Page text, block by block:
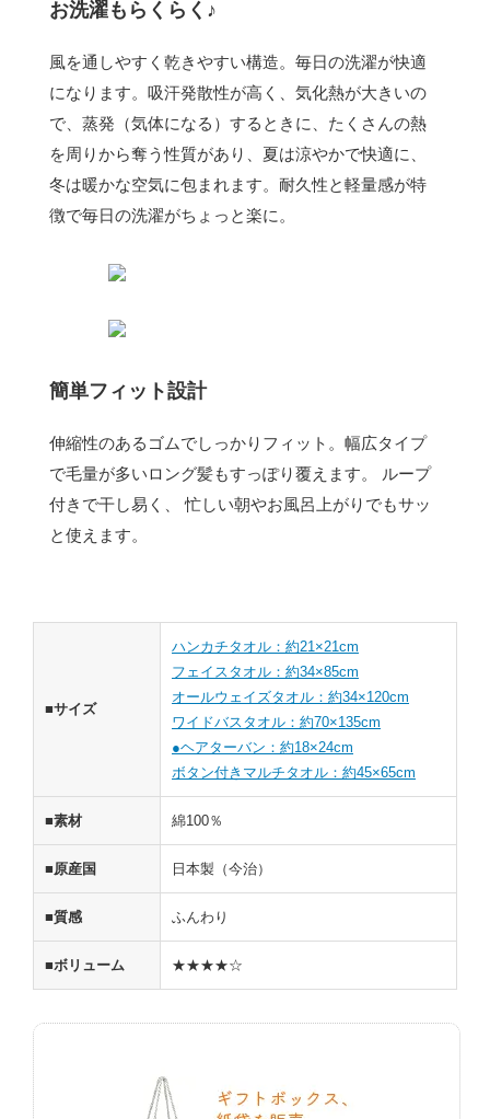
お洗濯もらくらく♪
風を通しやすく乾きやすい構造。毎日の洗濯が快適
になります。吸汗発散性が高く、気化熱が大きいの
で、蒸発（気体になる）するときに、たくさんの熱
を周りから奪う性質があり、夏は涼やかで快適に、
冬は暖かな空気に包まれます。耐久性と軽量感が特
徴で毎日の洗濯がちょっと楽に。
簡単フィット設計
伸縮性のあるゴムでしっかりフィット。幅広タイプ
で毛量が多いロング髪もすっぽり覆えます。 ループ
付きで干し易く、 忙しい朝やお風呂上がりでもサッ
と使えます。
■サイズ
ハンカチタオル：約21×21cm
フェイスタオル：約34×85cm
オールウェイズタオル：約34×120cm
ワイドバスタオル：約70×135cm
●ヘアターバン：約18×24cm
ボタン付きマルチタオル：約45×65cm
■素材 綿100％
■原産国 日本製（今治）
■質感 ふんわり
■ボリューム ★★★★☆